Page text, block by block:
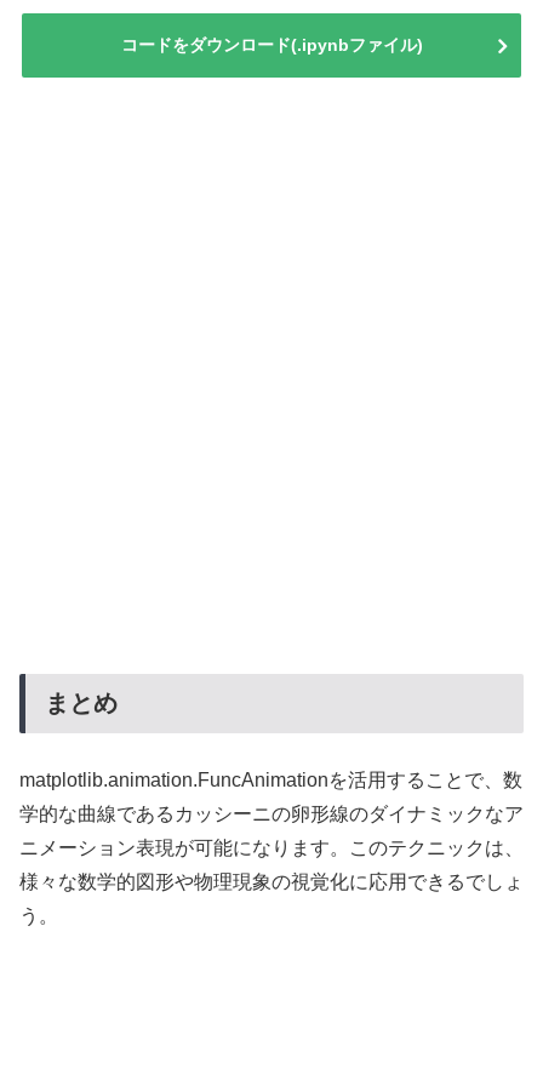
コードをダウンロード(.ipynbファイル)
まとめ
matplotlib.animation.FuncAnimationを活用することで、数
学的な曲線であるカッシーニの卵形線のダイナミックなア
ニメーション表現が可能になります。このテクニックは、
様々な数学的図形や物理現象の視覚化に応用できるでしょ
う。